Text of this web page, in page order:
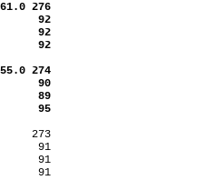
61.0 276
92
92
92
55.0 274
90
89
95
273
91
91
91